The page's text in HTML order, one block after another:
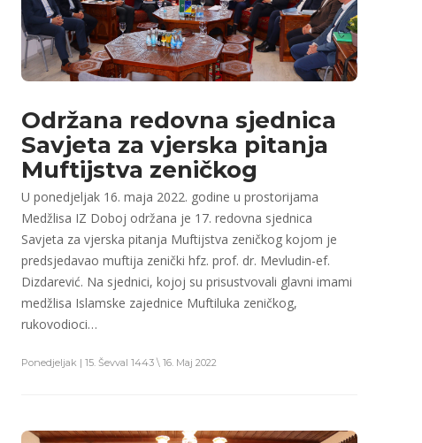
Održana redovna sjednica
Savjeta za vjerska pitanja
Muftijstva zeničkog
U ponedjeljak 16. maja 2022. godine u prostorijama
Medžlisa IZ Doboj održana je 17. redovna sjednica
Savjeta za vjerska pitanja Muftijstva zeničkog kojom je
predsjedavao muftija zenički hfz. prof. dr. Mevludin-ef.
Dizdarević. Na sjednici, kojoj su prisustvovali glavni imami
medžlisa Islamske zajednice Muftiluka zeničkog,
rukovodioci…
Ponedjeljak | 15. Ševval 1443 \ 16. Maj 2022